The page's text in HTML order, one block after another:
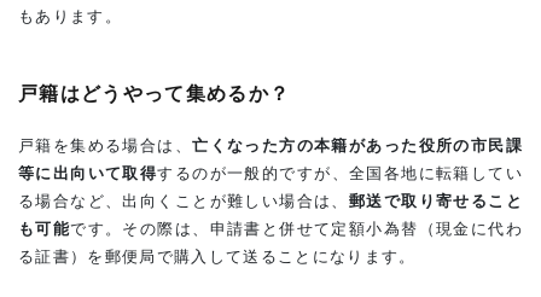
もあります。
戸籍はどうやって集めるか？
戸籍を集める場合は、亡くなった方の本籍があった役所の市民課
等に出向いて取得するのが一般的ですが、全国各地に転籍してい
る場合など、出向くことが難しい場合は、 郵送で取り寄せること
も可能です。その際は、申請書と併せて定額小為替（現金に代わ
る証書）を郵便局で購入して送ることになります。